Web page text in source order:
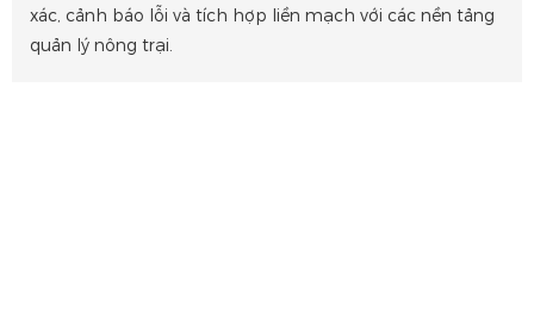
xác, cảnh báo lỗi và tích hợp liền mạch với các nền tảng
quản lý nông trại.